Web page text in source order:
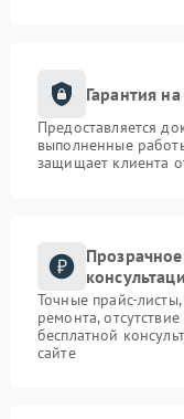
Гарантия
Предоставляется
выполненные
защищает клиента
Точные прайс-
ремонта,
бесплатной
сайте